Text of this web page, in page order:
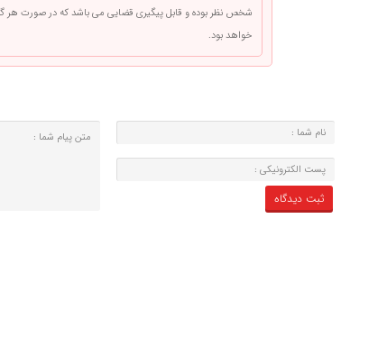
شخص نظر بوده و قابل پیگیری قضایی می باشد که در صورت
خواهد بود.